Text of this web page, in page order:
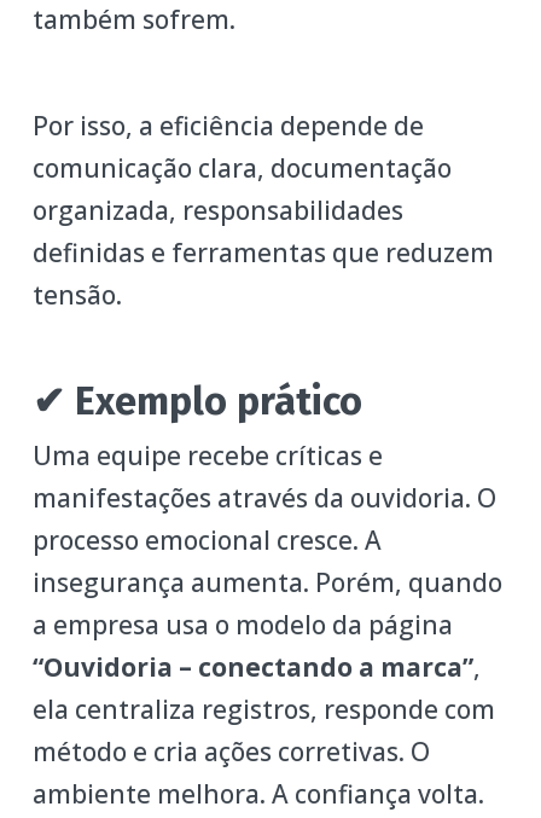
também sofrem.
Por isso, a eficiência depende de
comunicação clara, documentação
organizada, responsabilidades
definidas e ferramentas que reduzem
tensão.
✔ Exemplo prático
Uma equipe recebe críticas e
manifestações através da ouvidoria. O
processo emocional cresce. A
insegurança aumenta. Porém, quando
a empresa usa o modelo da página
“Ouvidoria – conectando a marca”,
ela centraliza registros, responde com
método e cria ações corretivas. O
ambiente melhora. A confiança volta.